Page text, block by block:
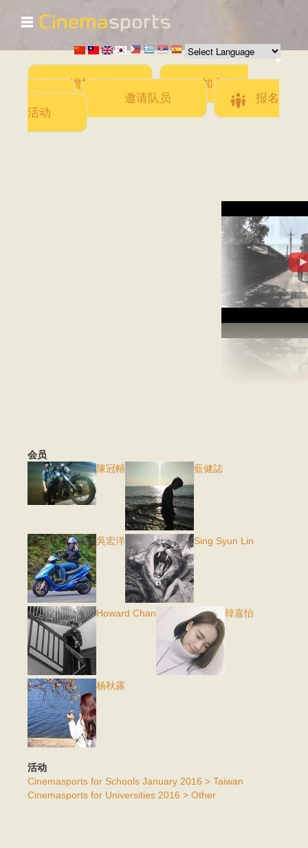
跳
转
到
☰
增加影片
加入此团
队
邀请队员
报名
活动
会员
陳冠輔
藍健誌
吳宏洋 Sing Syun Lin
Howard Chan 韓嘉怡
杨秋露
活动
Cinemasports for Schools January 2016 > Taiwan
Cinemasports for Universities 2016 > Other